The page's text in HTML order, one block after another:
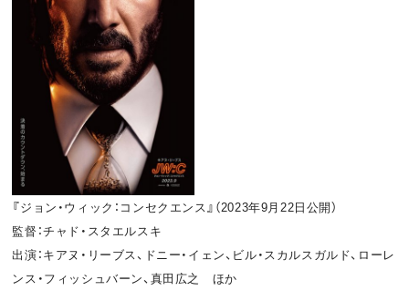
『ジョン・ウィック：コンセクエンス 』 （2023年9月22日公開）
監督：チャド・スタエルスキ
出演：キアヌ・リーブス、ドニー・イェン、ビル・スカルスガルド、ローレ
ンス・フィッシュバーン、真田広之 ほか